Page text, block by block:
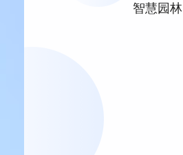
智慧园林